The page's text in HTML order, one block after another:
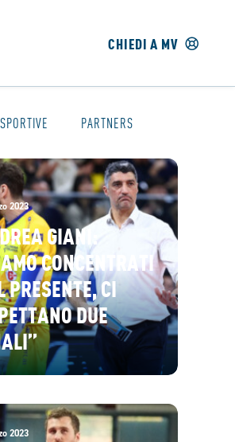
CHIEDI A MV
SPORTIVE PARTNERS
2023
GIANI:
CONCENTRATI
PRESENTE, CI
DUE
2023